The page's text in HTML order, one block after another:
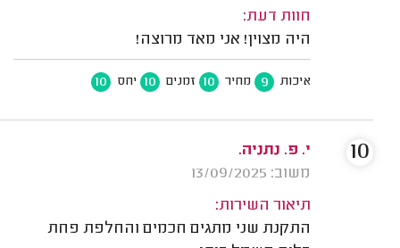
חוות דעת:
היה מצוין! אני מאד מרוצה!
איכות 9 מחיר 10 זמנים 10 יחס 10
י. פ. נתניה.
משוב: 13/09/2025
תיאור השירות:
התקנת שני מתגים חכמים והחלפת פחת
10